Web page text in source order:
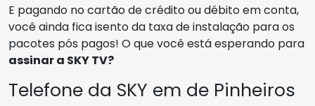
E pagando no cartão de crédito ou débito em conta,
você ainda fica isento da taxa de instalação para os
pacotes pós pagos! O que você está esperando para
assinar a SKY TV?
Telefone da SKY em de Pinheiros